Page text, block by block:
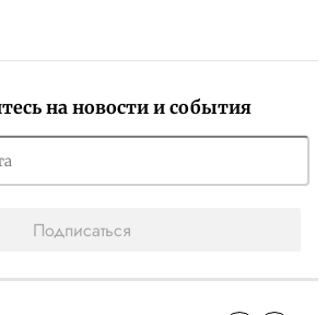
на новости и события
Подписаться